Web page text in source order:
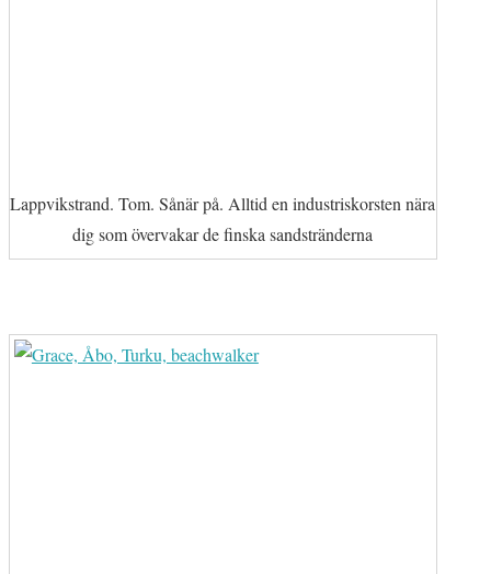
Lappvikstrand. Tom. Sånär på. Alltid en industriskorsten nära
dig som övervakar de finska sandstränderna